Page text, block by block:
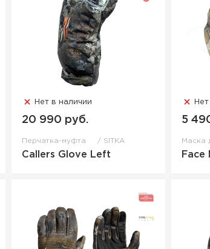
Нет в наличии
20 990 руб.
Перчатка-муфта SITKA
Callers Glove Left
5
Маска
Face